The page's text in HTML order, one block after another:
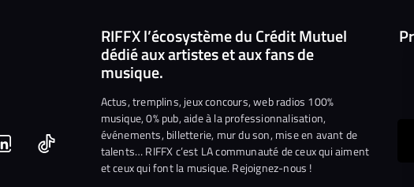
Nous Nous
RIFFX l’écosystème du Crédit Mutuel
dédié aux artistes et aux fans de
musique.
Actus, tremplins, jeux concours, web radios 100%
musique, 0% pub, aide à la professionnalisation,
événements, billetterie, mur du son, mise en avant de
talents… RIFFX c’est LA communauté de ceux qui aiment
et ceux qui font la musique. Rejoignez-nous !